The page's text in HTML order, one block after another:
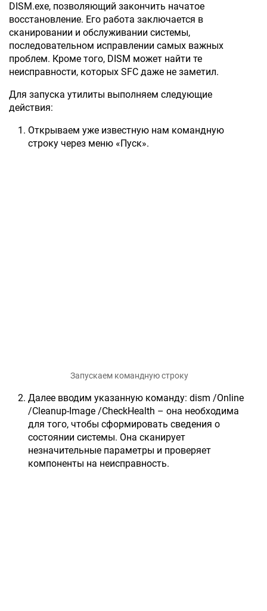
DISM.exe, позволяющий закончить начатое
восстановление. Его работа заключается в
сканировании и обслуживании системы,
последовательном исправлении самых важных
проблем. Кроме того, DISM может найти те
неисправности, которых SFC даже не заметил.
Для запуска утилиты выполняем следующие
действия:
Открываем уже известную нам командную
строку через меню «Пуск».
Запускаем командную строку
Далее вводим указанную команду: dism /Online
/Cleanup-Image /CheckHealth – она необходима
для того, чтобы сформировать сведения о
состоянии системы. Она сканирует
незначительные параметры и проверяет
компоненты на неисправность.